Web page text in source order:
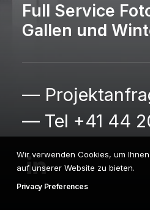
Full Service
Gallen und
—
— Tel +41 44
Wir verwenden Cookies, um
auf unserer Website zu bieten.
Privacy Preferences